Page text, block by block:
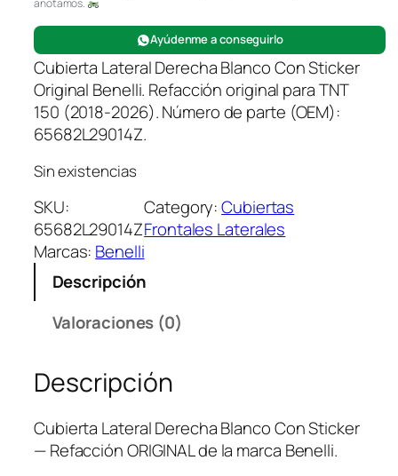
Ayúdenme a conseguirlo
Cubierta Lateral Derecha Blanco Con Sticker
Original Benelli. Refacción original para TNT
150 (2018-2026). Número de parte (OEM):
65682L29014Z.
Sin existencias
SKU:
65682L29014Z
Category:Cubiertas
Frontales Laterales
Marcas: Benelli
Descripción
Valoraciones (0)
Descripción
Cubierta Lateral Derecha Blanco Con Sticker
— Refacción ORIGINAL de la marca Benelli.